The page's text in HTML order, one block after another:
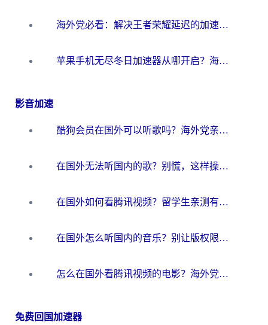
海外党必看：解决王者荣耀延迟的加速器终极指南——从EVE到猫和老鼠，一个工具全搞定
苹果手机无尽冬日加速器从哪开启？海外玩家的冬日生存指南
影音加速
酷狗会员在国外可以听歌吗？海外党亲测有效：3步解决音乐权限难题
在国外无法听国内的歌？别慌，这样操作就能畅听QQ音乐（附亲测加速器推荐）
在国外如何看腾讯视频？留学生亲测有效的回国加速方案
在国外怎么听国内的音乐？别让版权限制断了你的华语歌单
怎么在国外看腾讯视频的电影？海外党亲测有效的回国加速指南
免费回国加速器